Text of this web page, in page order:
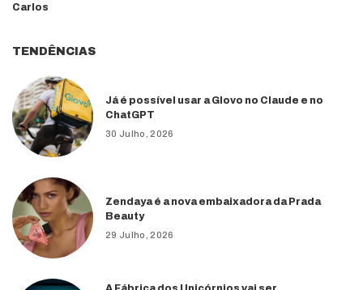
Carlos
TENDÊNCIAS
Já é possível usar a Glovo no Claude e no
ChatGPT
30 Julho, 2026
Zendaya é a nova embaixadora da Prada
Beauty
29 Julho, 2026